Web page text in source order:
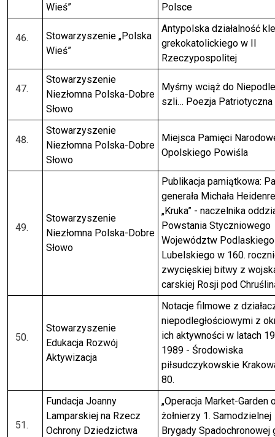
Wieś” Polsce
Stowarzyszenie „Polska
Wieś”
Antypolska działalność
grekokatolickiego w II
Rzeczypospolitej
Stowarzyszenie
Niezłomna Polska-Dobre
Słowo
Myśmy wciąż do
szli… Poezja Patriotyczna
Stowarzyszenie
Niezłomna Polska-Dobre
Słowo
Miejsca Pamięci
Opolskiego Powiśla
Stowarzyszenie
Niezłomna Polska-Dobre
Słowo
Publikacja pamiątkowa:
generała Michała
„Kruka” - naczelnika
Powstania Styczniowego
Województw
Lubelskiego w 160.
zwycięskiej bitwy z
carskiej Rosji pod
Stowarzyszenie
Edukacja Rozwój
Aktywizacja
Notacje filmowe z
niepodległościowymi z
ich aktywności w latach
1989 - Środowiska
piłsudczykowskie
80.
Fundacja Joanny
Lamparskiej na Rzecz
Ochrony Dziedzictwa
„Operacja Market-Garden
żołnierzy 1. Samodzielnej
Brygady Spadochronowej